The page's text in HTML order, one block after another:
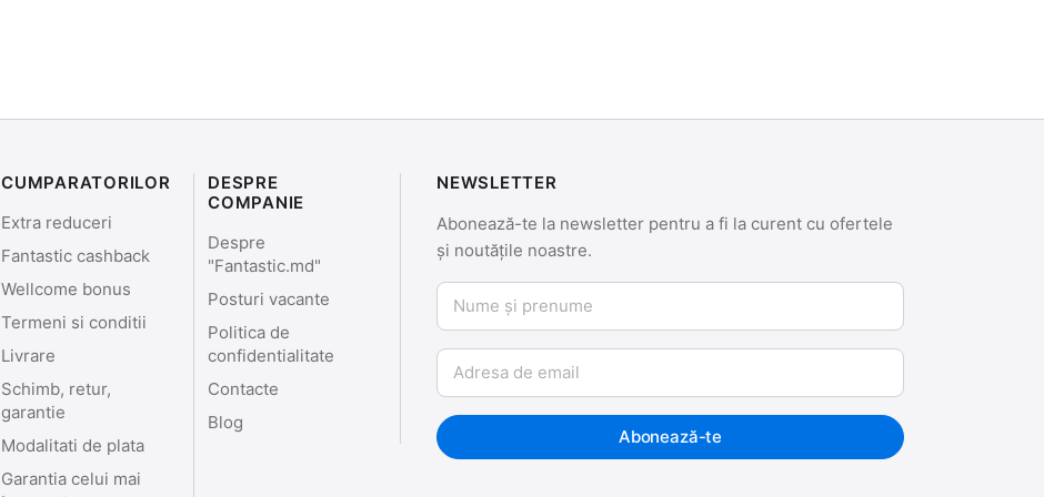
CUMPARATORILOR
Extra reduceri
Fantastic cashback
Wellcome bonus
Termeni si conditii
Livrare
Schimb, retur,
garantie
Modalitati de plata
Garantia celui mai
DESPRE
COMPANIE
Despre
"Fantastic.md"
Posturi vacante
Politica de
confidentialitate
Contacte
Blog
NEWSLETTER
Abonează-te la newsletter pentru a fi la curent cu ofertele
și noutățile noastre.
Nume și prenume
Email
Abonează-te